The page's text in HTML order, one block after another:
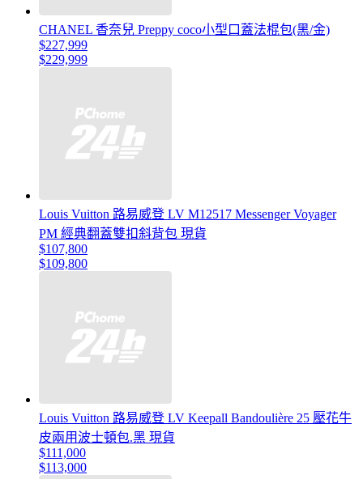
CHANEL 香奈兒 Preppy coco小型口蓋法棍包(黑/金)
$227,999
$229,999
Louis Vuitton 路易威登 LV M12517 Messenger Voyager
PM 經典翻蓋雙扣斜背包 現貨
$107,800
$109,800
Louis Vuitton 路易威登 LV Keepall Bandoulière 25 壓花牛
皮兩用波士頓包.黑 現貨
$111,000
$113,000